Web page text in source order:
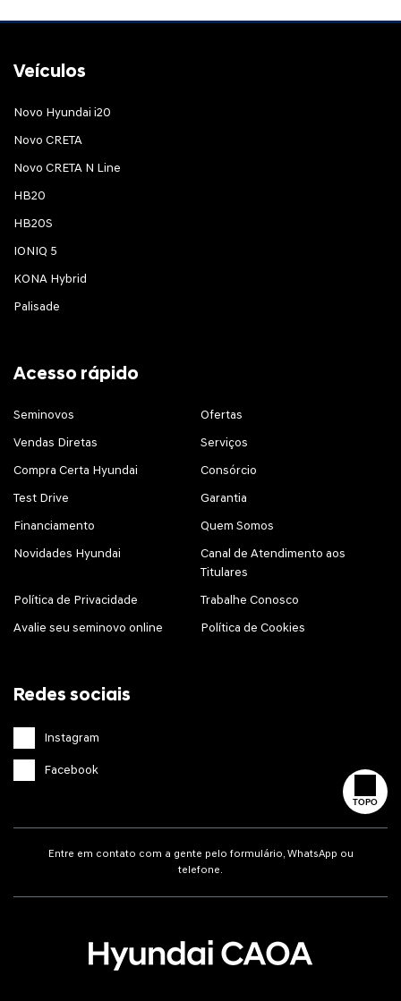
TOPO
Veículos
Novo Hyundai i20
Novo CRETA
Novo CRETA N Line
HB20
HB20S
IONIQ 5
KONA Hybrid
Palisade
Acesso rápido
Seminovos Ofertas
Vendas Diretas Serviços
Compra Certa Hyundai Consórcio
Test Drive Garantia
Financiamento Quem Somos
Novidades Hyundai
Canal de Atendimento aos
Titulares
Política de Privacidade Trabalhe Conosco
Avalie seu seminovo online Política de Cookies
Redes sociais
Instagram
Facebook
Entre em contato com a gente pelo formulário, WhatsApp ou
telefone.